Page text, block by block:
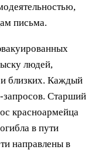
письма.
людей,
близких. Каждый
запросов. Старший
красноармейца
в пути
направлены в